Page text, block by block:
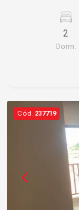
2
Dorm.
Cód. 237719